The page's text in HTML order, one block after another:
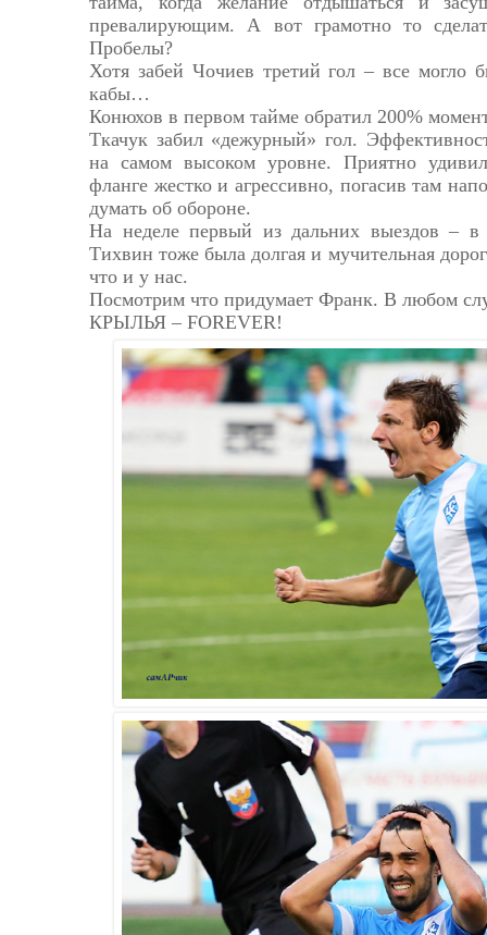
превалирующим. А вот грамотно то
Пробелы?
Хотя забей Чочиев третий гол – все
кабы…
Конюхов в первом тайме обратил 200%
Ткачук забил «дежурный» гол.
на самом высоком уровне. Приятно
фланге жестко и агрессивно, погасив там
думать об обороне.
На неделе первый из дальних выездов –
Тихвин тоже была долгая и мучительная
что и у нас.
Посмотрим что придумает Франк. В любом
КРЫЛЬЯ – FOREVER!